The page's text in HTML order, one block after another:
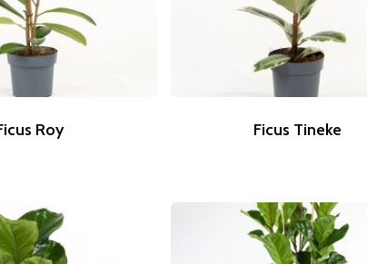
Roy Ficus Tineke